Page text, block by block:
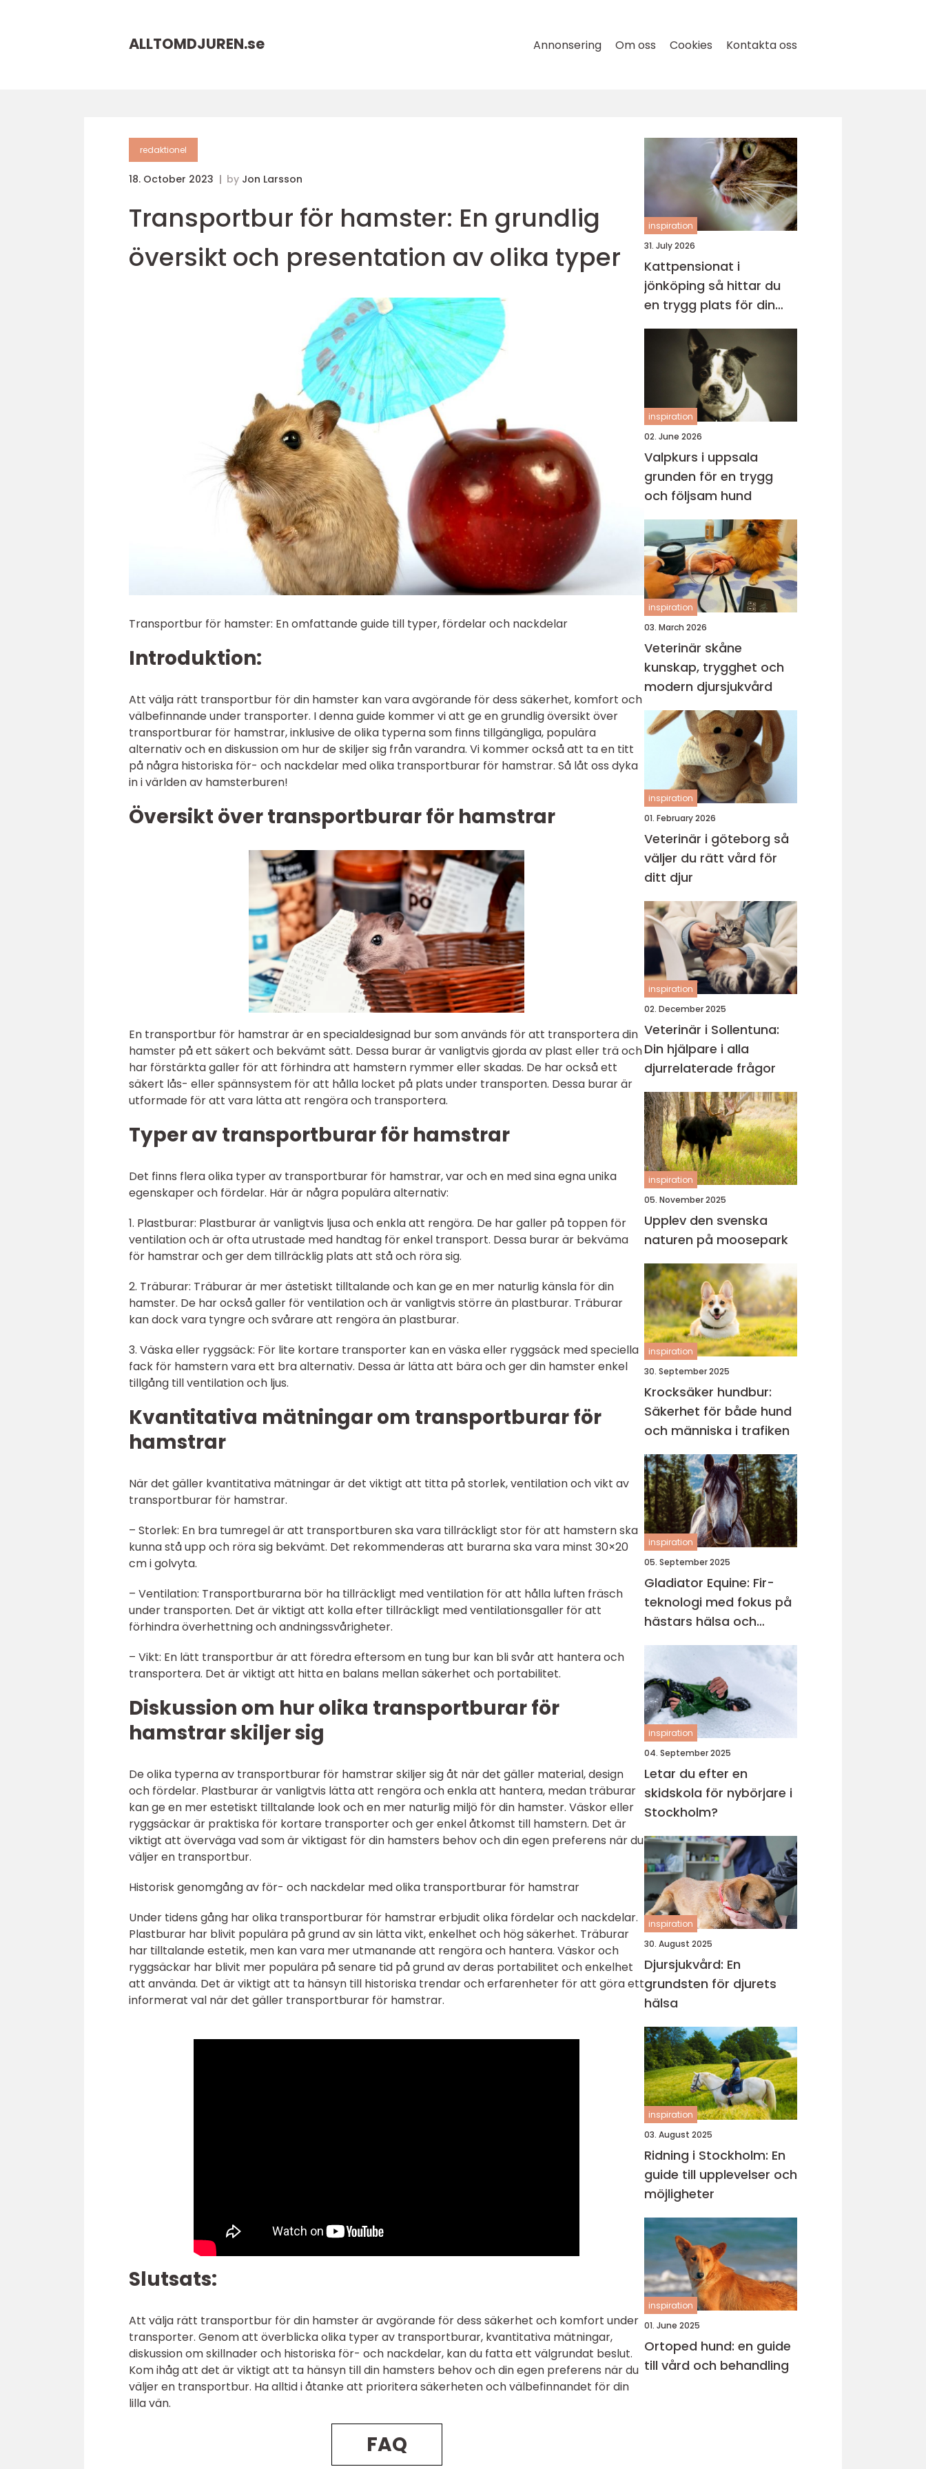
ALLTOMDJUREN.se Annonsering Om oss Cookies Kontakta oss
redaktionel
18. October 2023 by Jon Larsson
Transportbur för hamster: En grundlig
översikt och presentation av olika typer
Transportbur för hamster: En omfattande guide till typer, fördelar och nackdelar
Introduktion:
Att välja rätt transportbur för din hamster kan vara avgörande för dess säkerhet, komfort och
välbefinnande under transporter. I denna guide kommer vi att ge en grundlig översikt över
transportburar för hamstrar, inklusive de olika typerna som finns tillgängliga, populära
alternativ och en diskussion om hur de skiljer sig från varandra. Vi kommer också att ta en titt
på några historiska för- och nackdelar med olika transportburar för hamstrar. Så låt oss dyka
in i världen av hamsterburen!
Översikt över transportburar för hamstrar
En transportbur för hamstrar är en specialdesignad bur som används för att transportera din
hamster på ett säkert och bekvämt sätt. Dessa burar är vanligtvis gjorda av plast eller trä och
har förstärkta galler för att förhindra att hamstern rymmer eller skadas. De har också ett
säkert lås- eller spännsystem för att hålla locket på plats under transporten. Dessa burar är
utformade för att vara lätta att rengöra och transportera.
Typer av transportburar för hamstrar
Det finns flera olika typer av transportburar för hamstrar, var och en med sina egna unika
egenskaper och fördelar. Här är några populära alternativ:
1. Plastburar: Plastburar är vanligtvis ljusa och enkla att rengöra. De har galler på toppen för
ventilation och är ofta utrustade med handtag för enkel transport. Dessa burar är bekväma
för hamstrar och ger dem tillräcklig plats att stå och röra sig.
2. Träburar: Träburar är mer ästetiskt tilltalande och kan ge en mer naturlig känsla för din
hamster. De har också galler för ventilation och är vanligtvis större än plastburar. Träburar
kan dock vara tyngre och svårare att rengöra än plastburar.
3. Väska eller ryggsäck: För lite kortare transporter kan en väska eller ryggsäck med speciella
fack för hamstern vara ett bra alternativ. Dessa är lätta att bära och ger din hamster enkel
tillgång till ventilation och ljus.
Kvantitativa mätningar om transportburar för
hamstrar
När det gäller kvantitativa mätningar är det viktigt att titta på storlek, ventilation och vikt av
transportburar för hamstrar.
– Storlek: En bra tumregel är att transportburen ska vara tillräckligt stor för att hamstern ska
kunna stå upp och röra sig bekvämt. Det rekommenderas att burarna ska vara minst 30×20
cm i golvyta.
– Ventilation: Transportburarna bör ha tillräckligt med ventilation för att hålla luften fräsch
under transporten. Det är viktigt att kolla efter tillräckligt med ventilationsgaller för att
förhindra överhettning och andningssvårigheter.
– Vikt: En lätt transportbur är att föredra eftersom en tung bur kan bli svår att hantera och
transportera. Det är viktigt att hitta en balans mellan säkerhet och portabilitet.
Diskussion om hur olika transportburar för
hamstrar skiljer sig
De olika typerna av transportburar för hamstrar skiljer sig åt när det gäller material, design
och fördelar. Plastburar är vanligtvis lätta att rengöra och enkla att hantera, medan träburar
kan ge en mer estetiskt tilltalande look och en mer naturlig miljö för din hamster. Väskor eller
ryggsäckar är praktiska för kortare transporter och ger enkel åtkomst till hamstern. Det är
viktigt att överväga vad som är viktigast för din hamsters behov och din egen preferens när du
väljer en transportbur.
Historisk genomgång av för- och nackdelar med olika transportburar för hamstrar
Under tidens gång har olika transportburar för hamstrar erbjudit olika fördelar och nackdelar.
Plastburar har blivit populära på grund av sin lätta vikt, enkelhet och hög säkerhet. Träburar
har tilltalande estetik, men kan vara mer utmanande att rengöra och hantera. Väskor och
ryggsäckar har blivit mer populära på senare tid på grund av deras portabilitet och enkelhet
att använda. Det är viktigt att ta hänsyn till historiska trendar och erfarenheter för att göra ett
informerat val när det gäller transportburar för hamstrar.
Slutsats:
Att välja rätt transportbur för din hamster är avgörande för dess säkerhet och komfort under
transporter. Genom att överblicka olika typer av transportburar, kvantitativa mätningar,
diskussion om skillnader och historiska för- och nackdelar, kan du fatta ett välgrundat beslut.
Kom ihåg att det är viktigt att ta hänsyn till din hamsters behov och din egen preferens när du
väljer en transportbur. Ha alltid i åtanke att prioritera säkerheten och välbefinnandet för din
lilla vän.
FAQ
inspiration
31. July 2026
Kattpensionat i
jönköping så hittar du
en trygg plats för din
katt
inspiration
02. June 2026
Valpkurs i uppsala
grunden för en trygg
och följsam hund
inspiration
03. March 2026
Veterinär skåne
kunskap, trygghet och
modern djursjukvård
inspiration
01. February 2026
Veterinär i göteborg så
väljer du rätt vård för
ditt djur
inspiration
02. December 2025
Veterinär i Sollentuna:
Din hjälpare i alla
djurrelaterade frågor
inspiration
05. November 2025
Upplev den svenska
naturen på moosepark
inspiration
30. September 2025
Krocksäker hundbur:
Säkerhet för både hund
och människa i trafiken
inspiration
05. September 2025
Gladiator Equine: Fir-
teknologi med fokus på
hästars hälsa och
välbefinnande
inspiration
04. September 2025
Letar du efter en
skidskola för nybörjare i
Stockholm?
inspiration
30. August 2025
Djursjukvård: En
grundsten för djurets
hälsa
inspiration
03. August 2025
Ridning i Stockholm: En
guide till upplevelser och
möjligheter
inspiration
01. June 2025
Ortoped hund: en guide
till vård och behandling